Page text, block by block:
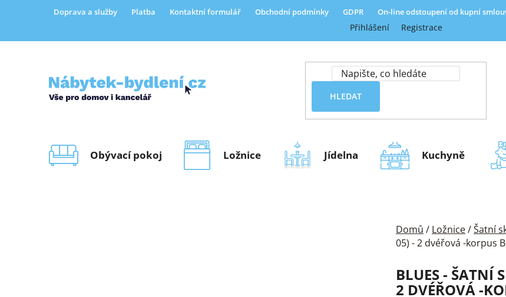
Doprava a služby Platba Kontaktní formulář Obchodní podmínky GDPR On-line odstoupení od kupní
Přihlášení Registrace
HLEDAT
Obývací pokoj Ložnice Jídelna Kuchyně
Domů / Ložnice/Šatní
05) - 2 dvéřová -korpus
BLUES - ŠATNÍ
2 DVÉŘOVÁ -